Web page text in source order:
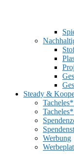
Steady &
Werbung